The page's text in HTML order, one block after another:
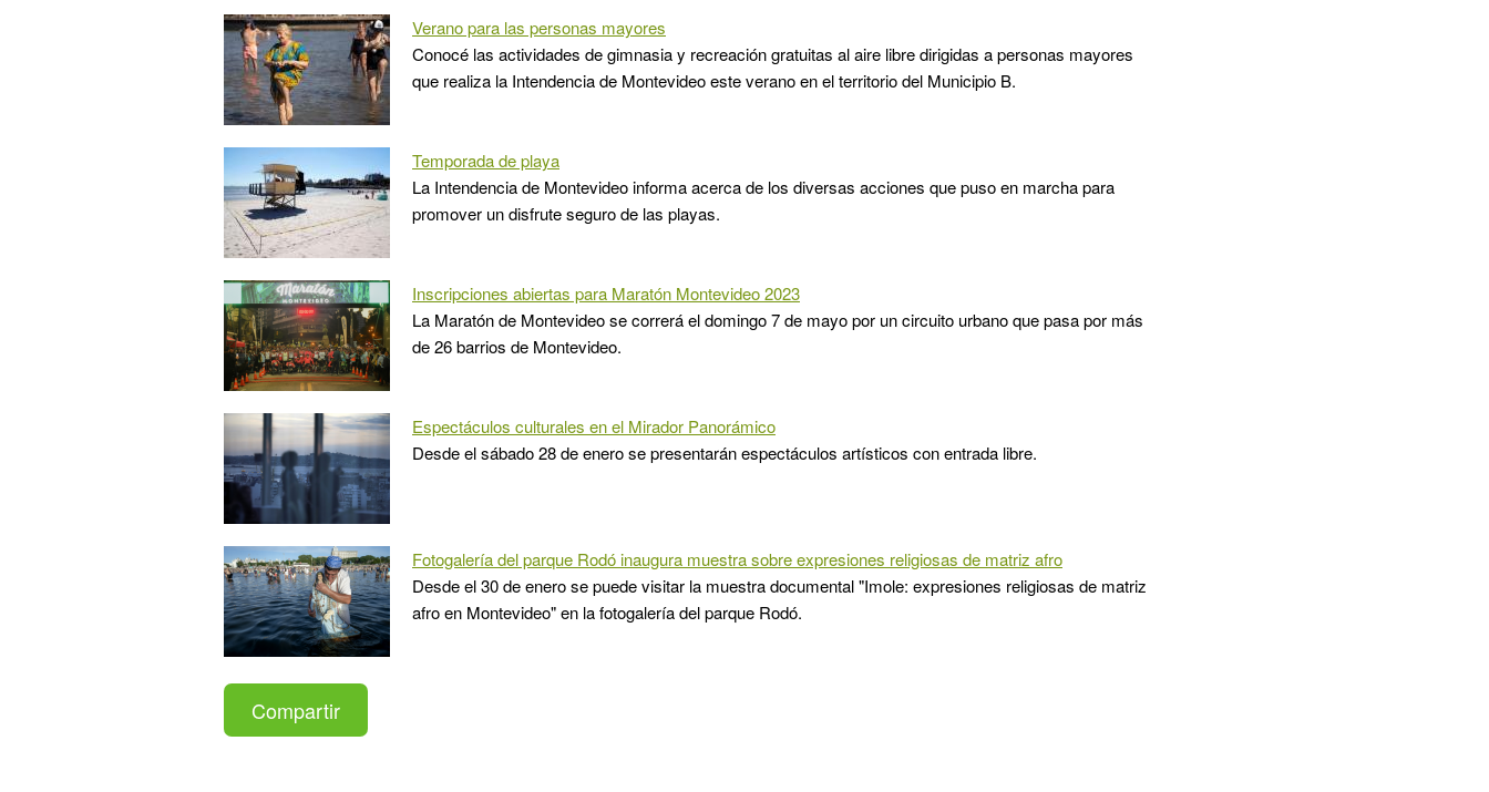
Verano para las personas mayores
Conocé las actividades de gimnasia y recreación gratuitas al aire libre dirigidas a personas mayores
que realiza la Intendencia de Montevideo este verano en el territorio del Municipio B.
Temporada de playa
La Intendencia de Montevideo informa acerca de los diversas acciones que puso en marcha para
promover un disfrute seguro de las playas.
Inscripciones abiertas para Maratón Montevideo 2023
La Maratón de Montevideo se correrá el domingo 7 de mayo por un circuito urbano que pasa por más
de 26 barrios de Montevideo.
Espectáculos culturales en el Mirador Panorámico
Desde el sábado 28 de enero se presentarán espectáculos artísticos con entrada libre.
Fotogalería del parque Rodó inaugura muestra sobre expresiones religiosas de matriz afro
Desde el 30 de enero se puede visitar la muestra documental "Imole: expresiones religiosas de matriz
afro en Montevideo" en la fotogalería del parque Rodó.
Compartir